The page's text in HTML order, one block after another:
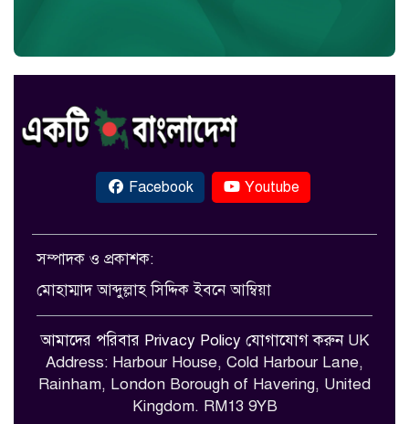
Facebook Youtube
সম্পাদক ও প্রকাশক:
মোহাম্মাদ আব্দুল্লাহ সিদ্দিক ইবনে আম্বিয়া
আমাদের পরিবার Privacy Policy যোগাযোগ করুনUK
Address: Harbour House, Cold Harbour Lane,
Rainham, London Borough of Havering, United
Kingdom. RM13 9YB